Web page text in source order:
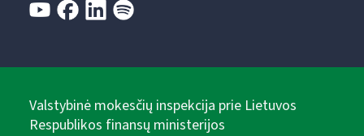
Valstybinė mokesčių inspekcija prie Lietuvos
Respublikos finansų ministerijos